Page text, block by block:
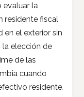
evaluar la
residente fiscal
el exterior sin
la elección de
de las
cuando
residente.